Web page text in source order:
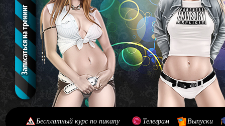
Бесплатный курс по пикапу Телеграм Выпуски